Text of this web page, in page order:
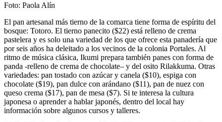
Foto: Paola Alín
El pan artesanal más tierno de la comarca tiene forma de espíritu del
bosque: Totoro. El tierno panecito ($22) está relleno de crema
pastelera y es solo una variedad de los que ofrece esta panadería que
por seis años ha deleitado a los vecinos de la colonia Portales. Al
ritmo de música clásica, Ikumi prepara también panes con forma de
panda -relleno de crema de chocolate– y del osito Rilakkuma. Otras
variedades: pan tostado con azúcar y canela ($10), espiga con
chocolate ($19), pan dulce con arándano ($11), pan de nuez con
queso crema ($17), pan de mesa ($7). Si te interesa la cultura
japonesa o aprender a hablar japonés, dentro del local hay
información sobre algunos cursos y talleres.